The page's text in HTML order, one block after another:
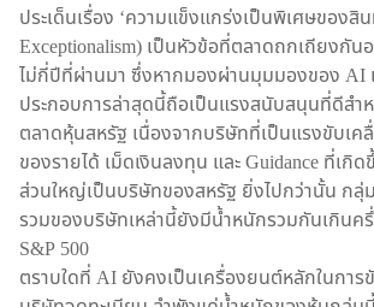
ประเด็นเรื่อง ‘ความแข็งแกร่งเป็นพิเศษของสิ
Exceptionalism) เป็นหัวข้อที่ตลาดถกเถียงกัน
ไม่กี่ปีที่ผ่านมา ซึ่งหากมองผ่านมุมมองของ AI
ประกอบการล่าสุดนี้ถือเป็นแรงสนับสนุนที่ดีสำ
ตลาดหุ้นสหรัฐ เนื่องจากบริษัทที่เป็นแรงขับเค
ของรายได้ เม็ดเงินลงทุน และ Guidance ที่เกิ
ส่วนใหญ่เป็นบริษัทของสหรัฐ ยิ่งไปกว่านั้น กลุ่
รวมของบริษัทเหล่านี้ยังมีน้ำหนักรวมกันเกินค
S&P 500
ตราบใดที่ AI ยังคงเป็นเครื่องยนต์หลักในการ